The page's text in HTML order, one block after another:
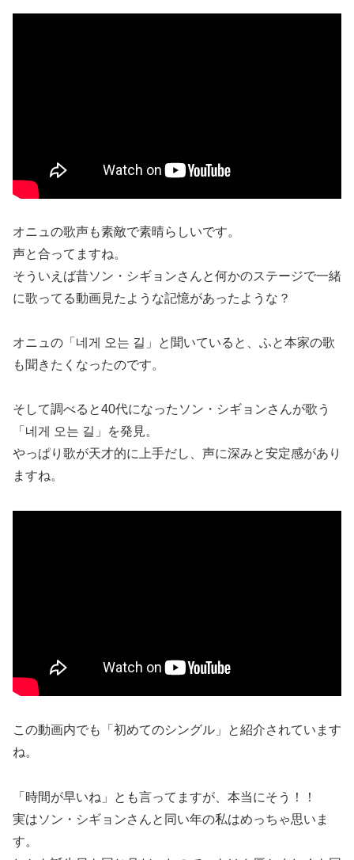
オニュの歌声も素敵で素晴らしいです。
声と合ってますね。
そういえば昔ソン・シギョンさんと何かのステージで一緒
に歌ってる動画見たような記憶があったような？
オニュの「네게 오는 길」と聞いていると、ふと本家の歌
も聞きたくなったのです。
そして調べると40代になったソン・シギョンさんが歌う
「네게 오는 길」を発見。
やっぱり歌が天才的に上手だし、声に深みと安定感があり
ますね。
この動画内でも「初めてのシングル」と紹介されています
ね。
「時間が早いね」とも言ってますが、本当にそう！！
実はソン・シギョンさんと同い年の私はめっちゃ思いま
す。